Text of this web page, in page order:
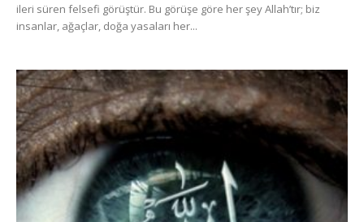
ileri süren felsefi görüştür. Bu görüşe göre her şey Allah’tır; biz
insanlar, ağaçlar, doğa yasaları her...